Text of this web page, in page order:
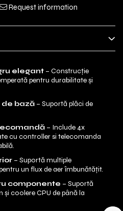
Request information
elegant – Construcție
pentru durabilitate și
bază – Suportă plăci de
– Include 4x
cu controller si telecomanda
– Suportă multiple
un flux de aer îmbunătățit.
componente – Suportă
și coolere CPU de până la